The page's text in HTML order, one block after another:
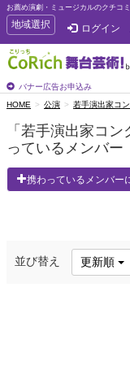
お薦め演劇・ミュージカルのクチコ
T
o
g
g
e
n
v
i
t
地域選択 ログイン
バナー広告お申込み
HOME 公演 若手演出家コ
「若手演出家コ
っているメンバー
携わっているメンバー
並び替え 更新順